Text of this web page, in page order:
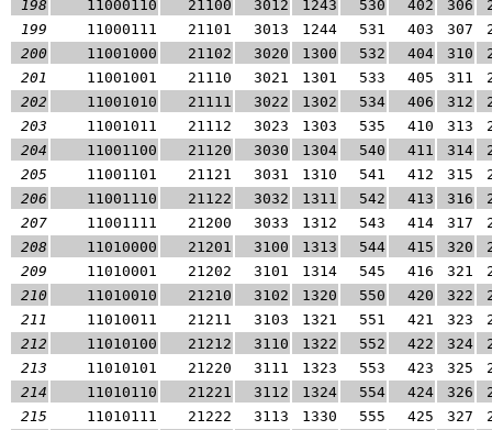
198
11000110 21100 3012 1243 530 402 306
199
11000111 21101 3013 1244 531 403 307
200
11001000 21102 3020 1300 532 404 310
201
11001001 21110 3021 1301 533 405 311
202
11001010 21111 3022 1302 534 406 312
203
11001011 21112 3023 1303 535 410 313
204
11001100 21120 3030 1304 540 411 314
205
11001101 21121 3031 1310 541 412 315
206
11001110 21122 3032 1311 542 413 316
207
11001111 21200 3033 1312 543 414 317
208
11010000 21201 3100 1313 544 415 320
209
11010001 21202 3101 1314 545 416 321
210
11010010 21210 3102 1320 550 420 322
211
11010011 21211 3103 1321 551 421 323
212
11010100 21212 3110 1322 552 422 324
213
11010101 21220 3111 1323 553 423 325
214
11010110 21221 3112 1324 554 424 326
215
11010111 21222 3113 1330 555 425 327